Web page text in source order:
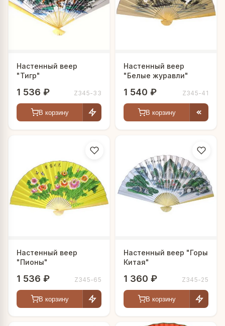
Настенный веер
"Тигр"
1 536 ₽ Z345-33
В корзину
Настенный веер
"Белые журавли"
1 540 ₽ Z345-41
В корзину
Настенный веер
"Пионы"
1 536 ₽ Z345-65
В корзину
Настенный веер "Горы
Китая"
1 360 ₽ Z345-25
В корзину